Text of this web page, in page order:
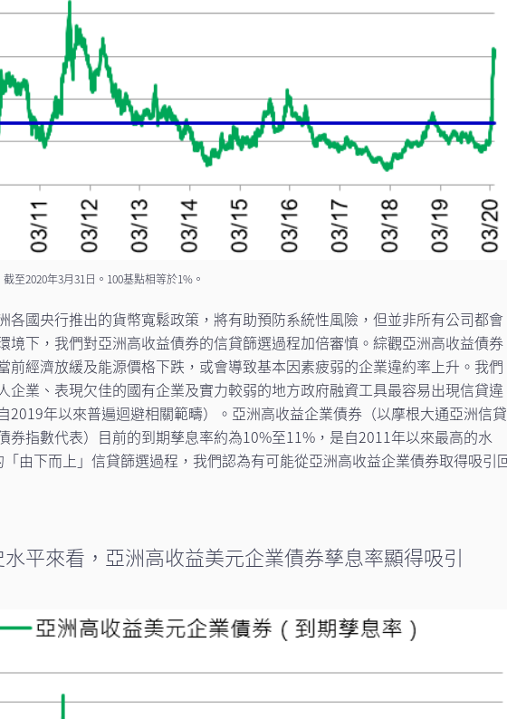
至2020年3月31日。100基點相等於1%。
各國央行推出的貨幣寬鬆政策，將有助預防系統性風險，但並非所有公司都會
境下，我們對亞洲高收益債券的信貸篩選過程加倍審慎。綜觀亞洲高收益債券
前經濟放緩及能源價格下跌，或會導致基本因素疲弱的企業違約率上升。我們
企業、表現欠佳的國有企業及實力較弱的地方政府融資工具最容易出現信貸違
2019年以來普遍迴避相關範疇）。亞洲高收益企業債券（以摩根大通亞洲信貸
券指數代表）目前的到期孳息率約為10%至11%，是自2011年以來最高的水
「由下而上」信貸篩選過程，我們認為有可能從亞洲高收益企業債券取得吸引
平來看，亞洲高收益美元企業債券孳息率顯得吸引